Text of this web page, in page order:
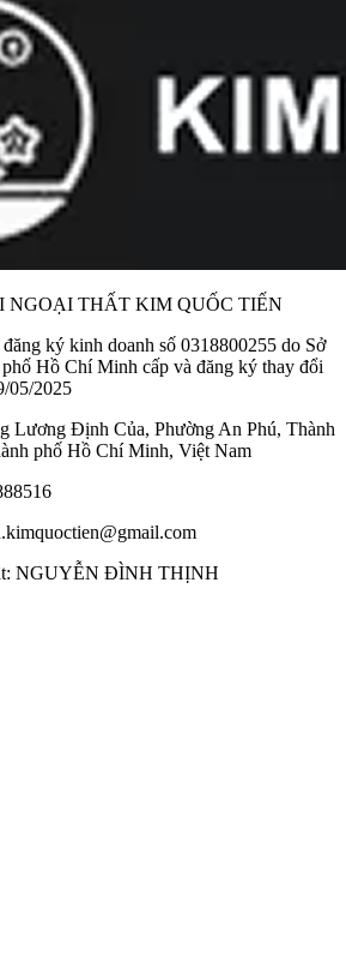
NGOẠI THẤT KIM QUỐC TIẾN
ký kinh doanh số 0318800255 do Sở
Hồ Chí Minh cấp và đăng ký thay đổi
05/2025
Lương Định Của, Phường An Phú, Thành
phố Hồ Chí Minh, Việt Nam
NGUYỄN ĐÌNH THỊNH